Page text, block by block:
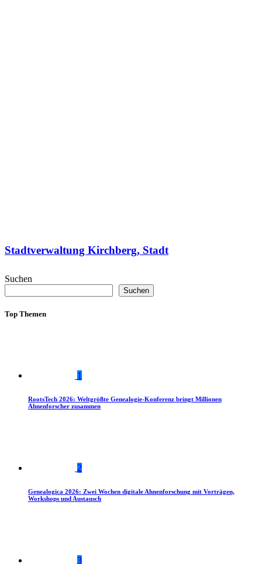
Stadtverwaltung Kirchberg, Stadt
Suchen
Suchen
Top Themen
1
RootsTech 2026: Weltgrößte Genealogie-Konferenz bringt Millionen
Ahnenforscher zusammen
2
Genealogica 2026: Zwei Wochen digitale Ahnenforschung mit Vorträgen,
Workshops und Austausch
3